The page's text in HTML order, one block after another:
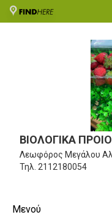
ΒΙΟΛΟΓΙΚΑ
Λεωφόρος Μεγάλου
Τηλ. 2112180054
Μενού